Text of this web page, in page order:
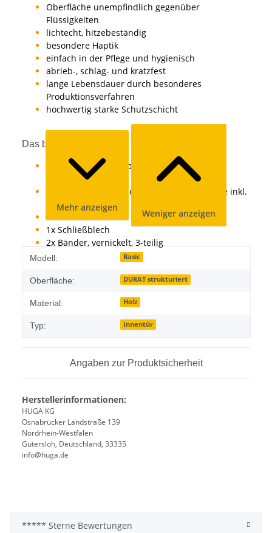
Oberfläche unempfindlich gegenüber
Flüssigkeiten
lichtecht, hitzebeständig
besondere Haptik
einfach in der Pflege und hygienisch
abrieb-, schlag- und kratzfest
lange Lebensdauer durch besonderes
Produktionsverfahren
hochwertig starke Schutzschicht
Das bekommst Du
1x Türblatt Röhrenspanplatteneinlage mit
Rundkante
1x 3-seitig umlaufende Zarge mit Rundkante inkl.
Dichtung
1x Schließblech
2x Bänder, vernickelt, 3-teilig
Mehr anzeigen
Weniger anzeigen
Produkteigenschaft
Wert
Modell: Basic
Oberfläche: DURAT strukturiert
Material: Holz
Typ: Innentür
Angaben zur Produktsicherheit
Herstellerinformationen:
HUGA KG
Osnabrücker Landstraße 139
Nordrhein-Westfalen
Gütersloh, Deutschland, 33335
info@huga.de
***** Sterne Bewertungen